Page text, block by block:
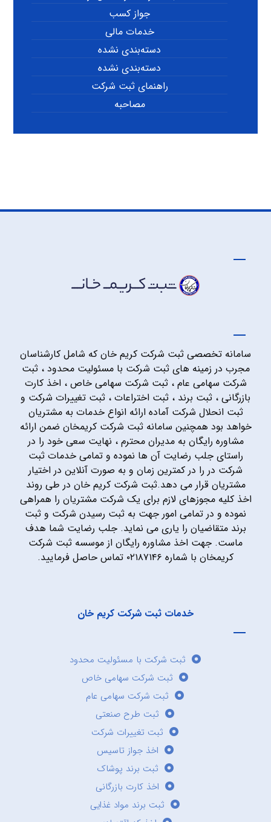
جواز کسب
خدمات مالی
دسته‌بندی نشده
دسته‌بندی نشده
راهنمای ثبت شرکت
مصاحبه
سامانه تخصصی ثبت شرکت کریم خان که شامل کارشناسان
مجرب در زمینه های ثبت شرکت با مسئولیت محدود ، ثبت
شرکت سهامی عام ، ثبت شرکت سهامی خاص ، اخذ کارت
بازرگانی ، ثبت برند ، ثبت اختراعات ، ثبت تغییرات شرکت و
ثبت انحلال شرکت آماده ارائه انواع خدمات به مشتریان
خواهد بود همچنین سامانه ثبت شرکت کریمخان ضمن ارائه
مشاوره رایگان به مدیران محترم ، نهایت سعی خود را در
راستای جلب رضایت آن ها نموده و تمامی خدمات ثبت
شرکت در را در کمترین زمان و به صورت آنلاین در اختیار
مشتریان قرار می دهد.ثبت شرکت کریم خان در طی روند
اخذ کلیه مجوزهای لازم برای یک شرکت مشتریان را همراهی
نموده و در تمامی امور جهت به ثبت رسیدن شرکت و ثبت
برند متقاضیان را یاری می نماید. جلب رضایت شما هدف
ماست. جهت اخذ مشاوره رایگان از موسسه ثبت شرکت
کریمخان با شماره ۰۲۱۸۷۱۴۶ تماس حاصل فرمایید.
خدمات ثبت شرکت کریم خان
ثبت شرکت با مسئولیت محدود
ثبت شرکت سهامی خاص
ثبت شرکت سهامی عام
ثبت طرح صنعتی
ثبت تغییرات شرکت
اخذ جواز تاسیس
ثبت برند پوشاک
اخذ کارت بازرگانی
ثبت برند مواد غذایی